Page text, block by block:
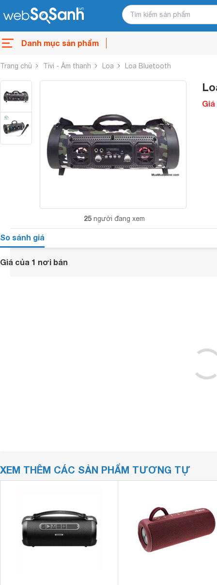
Danh mục sản phẩm
Trang chủ Tivi - Âm thanh Loa Loa Bluetooth
25 người đang xem
So sánh giá
Giá của 1 nơi bán
XEM THÊM CÁC SẢN PHẨM TƯƠNG TỰ